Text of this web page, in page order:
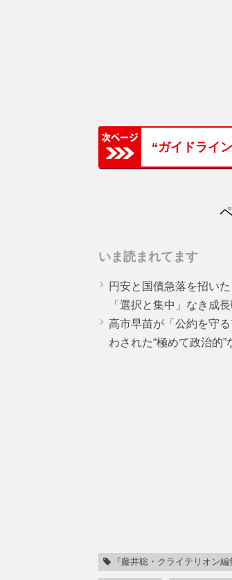
“ガイドライ
いま読まれてます
円安と国債急落を招い
「選択と集中」なき成
高市早苗が「公約を守
わされた“極めて政治的”
『藤井聡・クライテリオン